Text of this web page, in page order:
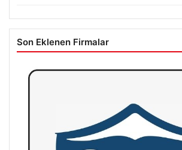
Son Eklenen Firmalar